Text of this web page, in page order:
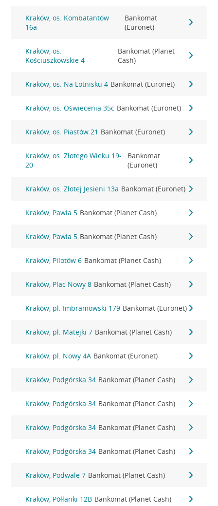
Kraków, os. Kombatantów
16a
Bankomat
(Euronet)
Kraków, os.
Kościuszkowskie 4
Bankomat (Planet
Cash)
Kraków, os. Na Lotnisku 4 Bankomat (Euronet)
Kraków, os. Oświecenia 35c Bankomat (Euronet)
Kraków, os. Piastów 21 Bankomat (Euronet)
Kraków, os. Złotego Wieku 19-
20
Bankomat
(Euronet)
Kraków, os. Złotej Jesieni 13a Bankomat (Euronet)
Kraków, Pawia 5 Bankomat (Planet Cash)
Kraków, Pawia 5 Bankomat (Planet Cash)
Kraków, Pilotów 6 Bankomat (Planet Cash)
Kraków, Plac Nowy 8 Bankomat (Planet Cash)
Kraków, pl. Imbramowski 179 Bankomat (Euronet)
Kraków, pl. Matejki 7 Bankomat (Planet Cash)
Kraków, pl. Nowy 4A Bankomat (Euronet)
Kraków, Podgórska 34 Bankomat (Planet Cash)
Kraków, Podgórska 34 Bankomat (Planet Cash)
Kraków, Podgórska 34 Bankomat (Planet Cash)
Kraków, Podgórska 34 Bankomat (Planet Cash)
Kraków, Podwale 7 Bankomat (Planet Cash)
Kraków, Półłanki 12B Bankomat (Planet Cash)